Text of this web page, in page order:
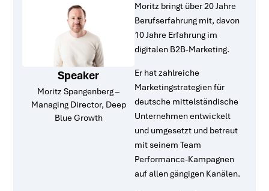
Speaker
Moritz Spangenberg –
Managing Director, Deep
Blue Growth
Moritz bringt über 20 Jahre
Berufserfahrung mit, davon
10 Jahre Erfahrung im
digitalen B2B-Marketing.
Er hat zahlreiche
Marketingstrategien für
deutsche mittelständische
Unternehmen entwickelt
und umgesetzt und betreut
mit seinem Team
Performance-Kampagnen
auf allen gängigen Kanälen.